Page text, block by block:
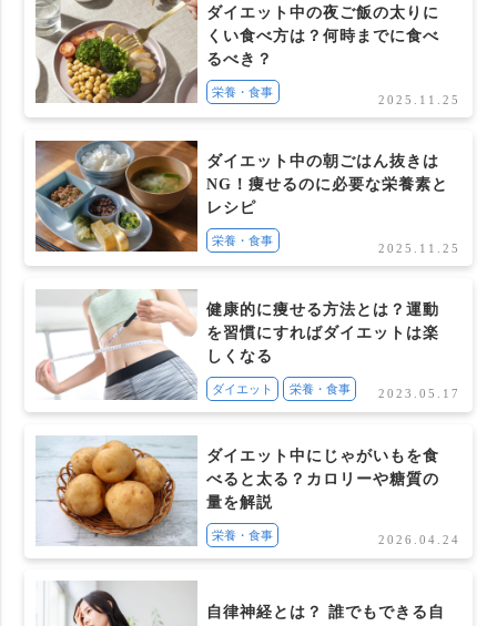
ダイエット中の夜ご飯の太りに
くい食べ方は？何時までに食べ
るべき？
栄養・食事
2025.11.25
ダイエット中の朝ごはん抜きは
NG！痩せるのに必要な栄養素と
レシピ
栄養・食事
2025.11.25
健康的に痩せる方法とは？運動
を習慣にすればダイエットは楽
しくなる
ダイエット 栄養・食事 2023.05.17
ダイエット中にじゃがいもを食
べると太る？カロリーや糖質の
量を解説
栄養・食事 2026.04.24
自律神経とは？ 誰でもできる自